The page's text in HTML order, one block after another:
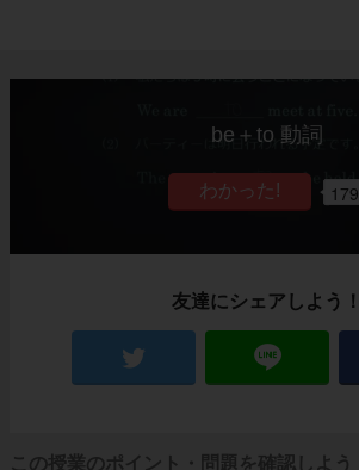
be＋to 動詞
179
友達にシェアしよう！
この授業のポイント・問題を確認しよう